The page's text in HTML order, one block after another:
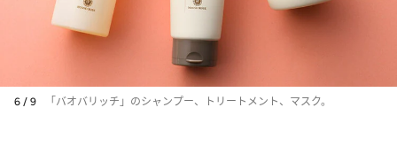
6 / 9 「バオバリッチ」のシャンプー、トリートメント、マスク。